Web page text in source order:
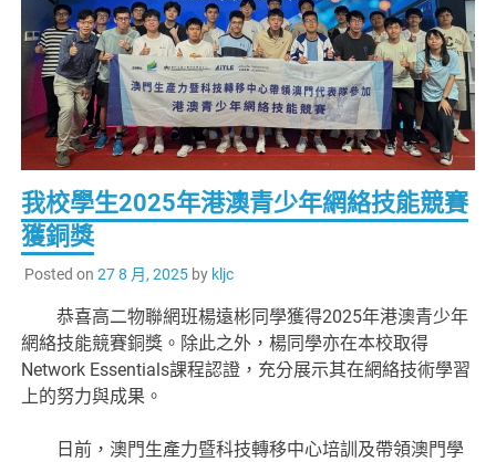
我校學生2025年港澳青少年網絡技能競賽
獲銅獎
Posted on 27 8 月, 2025by kljc
恭喜高二物聯網班楊遠彬同學獲得2025年港澳青少年
網絡技能競賽銅獎。除此之外，楊同學亦在本校取得
Network Essentials課程認證，充分展示其在網絡技術學習
上的努力與成果。
日前，澳門生產力暨科技轉移中心培訓及帶領澳門學